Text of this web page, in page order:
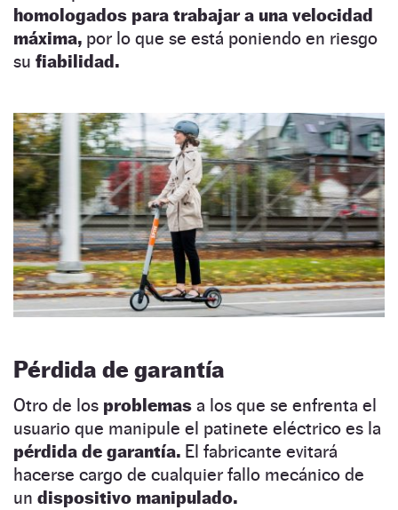
homologados para trabajar a una velocidad
máxima, por lo que se está poniendo en riesgo
su fiabilidad.
Pérdida de garantía
Otro de los problemas a los que se enfrenta el
usuario que manipule el patinete eléctrico es la
pérdida de garantía. El fabricante evitará
hacerse cargo de cualquier fallo mecánico de
un dispositivo manipulado.